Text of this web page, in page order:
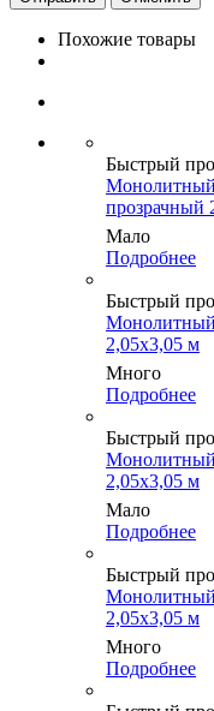
Похожие товары
Быстрый
Монолитный
прозрачный
Мало
Подробнее
Быстрый
Монолитный
2,05х3,05 м
Много
Подробнее
Быстрый
Монолитный
2,05х3,05 м
Мало
Подробнее
Быстрый
Монолитный
2,05х3,05 м
Много
Подробнее